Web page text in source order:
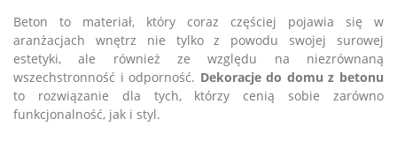
Beton to materiał, który coraz częściej pojawia się w
aranżacjach wnętrz nie tylko z powodu swojej surowej
estetyki, ale również ze względu na niezrównaną
wszechstronność i odporność. Dekoracje do domu z betonu
to rozwiązanie dla tych, którzy cenią sobie zarówno
funkcjonalność, jak i styl.